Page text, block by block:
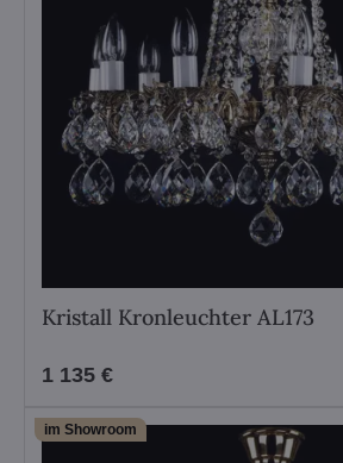
Kristall Kronleuchter AL173
1 135 €
im Showroom